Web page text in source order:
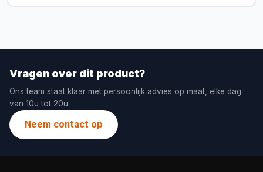
Vragen over dit product?
Ons team staat klaar met persoonlijk advies op maat, elke dag
van 10u tot 20u.
Neem contact op